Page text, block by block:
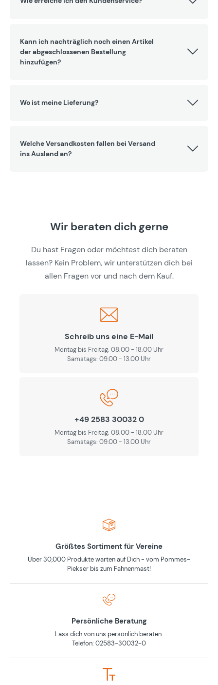
Kann ich nachträglich noch einen Artikel
der abgeschlossenen Bestellung
hinzufügen?
Wo ist meine Lieferung?
Welche Versandkosten fallen bei Versand
ins Ausland an?
Wir beraten dich gerne
Du hast Fragen oder möchtest dich beraten
lassen? Kein Problem, wir unterstützen dich bei
allen Fragen vor und nach dem Kauf.
Schreib uns eine E-Mail
Montag bis Freitag: 08:00 - 18:00 Uhr
Samstags: 09.00 - 13.00 Uhr
+49 2583 30032 0
Montag bis Freitag: 08:00 - 18:00 Uhr
Samstags: 09.00 - 13.00 Uhr
Größtes Sortiment für Vereine
Über 30,000 Produkte warten auf Dich - vom Pommes-
Piekser bis zum Fahnenmast!
Persönliche Beratung
Lass dich von uns persönlich beraten.
Telefon: 02583-30032-0